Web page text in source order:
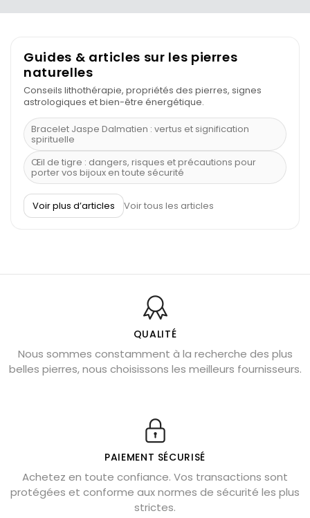
Guides & articles sur les pierres
naturelles
Conseils lithothérapie, propriétés des pierres, signes
astrologiques et bien-être énergétique.
Bracelet Jaspe Dalmatien : vertus et signification
spirituelle
Œil de tigre : dangers, risques et précautions pour
porter vos bijoux en toute sécurité
À quel poignet porter un bracelet de pierre
Découvrez le scorpion et ses pierres
Bienfaits de la sélénite – pierre des anges
L’améthyste est-elle faite pour moi ?
Chrysocolle : pierre apaisante
Obsidienne dorée : vertus et signification
Véritable citrine naturelle non chauffée
Où placer la citrine dans la maison
Cornaline : propriétés magiques
Capricorne : quelles pierres choisir
Voir plus d’articles Voir tous les articles
QUALITÉ
Nous sommes constamment à la recherche des plus
belles pierres, nous choisissons les meilleurs fournisseurs.
PAIEMENT SÉCURISÉ
Achetez en toute confiance. Vos transactions sont
protégées et conforme aux normes de sécurité les plus
strictes.